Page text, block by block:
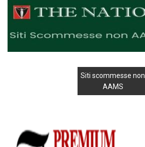
Siti scommesse non
AAMS